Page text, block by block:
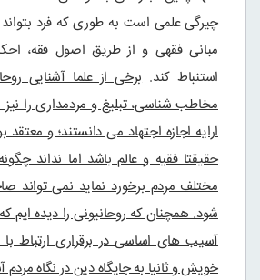
چیرگی علمی است به طوری که فرد بتواند
مبانی فقهی و از طریق اصول فقه،
استنباط کند. برخی از علما آشنایی
مخاطب شناسی، تبلیغ و مردمداری را
ارایه اجازه اجتهاد می دانستند؛ و
حقیقتا فقیه و عالم باشد اما نداند
مختلف مردم برخورد نماید نمی تواند
شود. همچنان که روحانیونی را دیده ایم
آسیب های اساسی در برقراری ارتباط با
خویش و ثانیا به جایگاه دین در نگاه مردم